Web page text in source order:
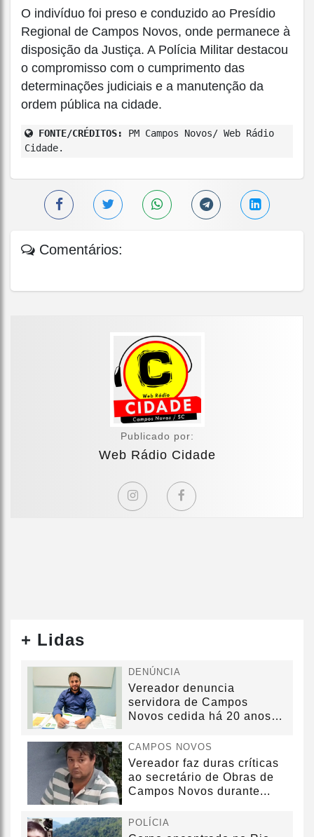
O indivíduo foi preso e conduzido ao Presídio
Regional de Campos Novos, onde permanece à
disposição da Justiça. A Polícia Militar destacou
o compromisso com o cumprimento das
determinações judiciais e a manutenção da
ordem pública na cidade.
FONTE/CRÉDITOS:
PM Campos Novos/ Web Rádio
Cidade.
Comentários:
Publicado por:
Web Rádio Cidade
+ Lidas
DENÚNCIA
Vereador denuncia
servidora de Campos
Novos cedida há 20 anos
CAMPOS NOVOS
Vereador faz duras críticas
ao secretário de Obras de
Campos Novos durante...
POLÍCIA